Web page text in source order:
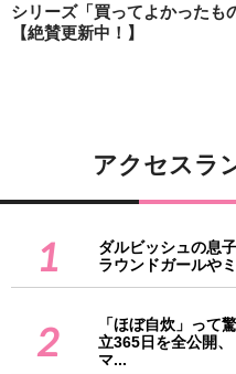
シリーズ「買ってよかったも
【絶賛更新中！】
アクセスラ
1
ダルビッシュの息
ラウンドガールや
2
「ほぼ自炊」って
立365日を全公開
マ...